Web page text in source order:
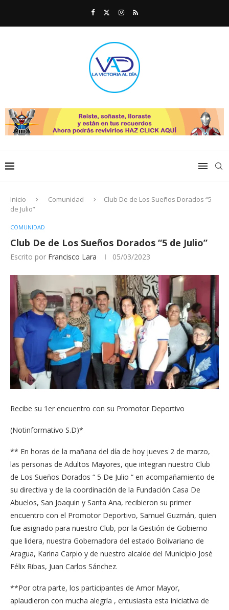
Inicio Comunidad
Club De de Los Sueños Dorados “5
de Julio”
COMUNIDAD
Club De de Los Sueños Dorados “5 de Julio”
Escrito por Francisco Lara 05/03/2023
Recibe su 1er encuentro con su Promotor Deportivo
(Notinformativo S.D)*
** En horas de la mañana del día de hoy jueves 2 de marzo,
las personas de Adultos Mayores, que integran nuestro Club
de Los Sueños Dorados “ 5 De Julio “ en acompañamiento de
su directiva y de la coordinación de la Fundación Casa De
Abuelos, San Joaquin y Santa Ana, recibieron su primer
encuentro con el Promotor Deportivo, Samuel Guzmán, quien
fue asignado para nuestro Club, por la Gestión de Gobierno
que lidera, nuestra Gobernadora del estado Bolivariano de
Aragua, Karina Carpio y de nuestro alcalde del Municipio José
Félix Ribas, Juan Carlos Sánchez.
**Por otra parte, los participantes de Amor Mayor,
aplaudieron con mucha alegría , entusiasta esta iniciativa de